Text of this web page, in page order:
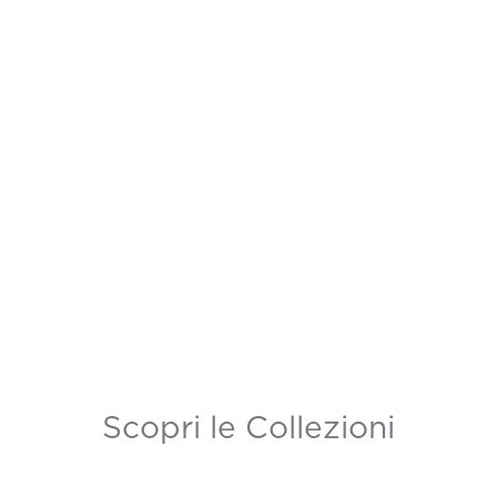
Scopri le Collezioni